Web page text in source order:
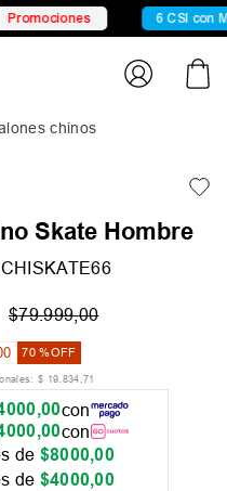
6 CSI con Mercado
chinos
Skate Hombre
$79.999,00
70 %OFF
$ 19.834,71
,00con
,00con
de $8000,00
de $4000,00